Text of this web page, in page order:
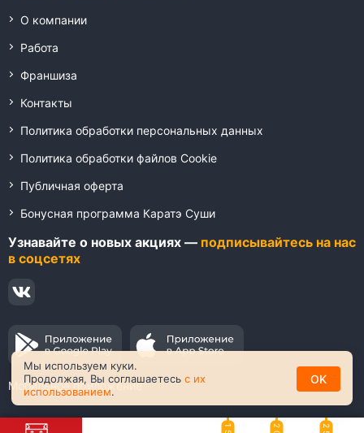
О компании
Работа
Франшиза
Контакты
Политика обработки персональных данных
Политика обработки файлов Cookie
Публичная оферта
Бонусная программа Каратэ Суши
Узнавайте о новых акциях — подписывайтесь на нас
в соцсетях
Мобильное приложение
Мы используем куки.
Продолжая, Вы соглашаетесь с их
использованием.
OK